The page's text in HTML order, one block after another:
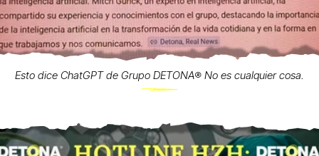
Esto dice ChatGPT de Grupo DETONA®️ No es cualquier cosa.